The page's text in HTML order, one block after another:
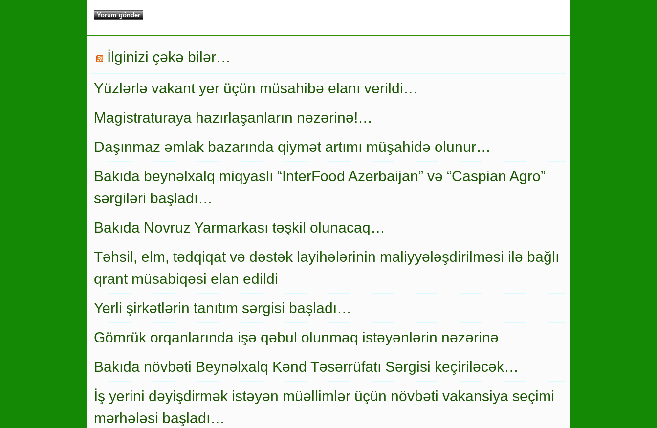
İlginizi çəkə bilər…
Yüzlərlə vakant yer üçün müsahibə elanı verildi…
Magistraturaya hazırlaşanların nəzərinə!…
Daşınmaz əmlak bazarında qiymət artımı müşahidə olunur…
Bakıda beynəlxalq miqyaslı “InterFood Azerbaijan” və “Caspian Agro”
sərgiləri başladı…
Bakıda Novruz Yarmarkası təşkil olunacaq…
Təhsil, elm, tədqiqat və dəstək layihələrinin maliyyələşdirilməsi ilə bağlı
qrant müsabiqəsi elan edildi
Yerli şirkətlərin tanıtım sərgisi başladı…
Gömrük orqanlarında işə qəbul olunmaq istəyənlərin nəzərinə
Bakıda növbəti Beynəlxalq Kənd Təsərrüfatı Sərgisi keçiriləcək…
İş yerini dəyişdirmək istəyən müəllimlər üçün növbəti vakansiya seçimi
mərhələsi başladı…